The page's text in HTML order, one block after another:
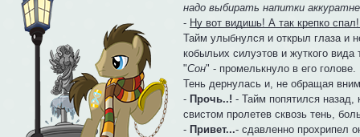
надо выбирать напитки
- Ну вот видишь! А так крепко
Тайм улыбнулся и открыл глаза и
кобыльих силуэтов и жуткого вида
"Сон" - промелькнуло в его голове.
Тень дернулась и, не обращая
- Прочь..!- Тайм попятился назад,
свистом пролетев сквозь тень,
- Привет...- сдавленно прохрипел